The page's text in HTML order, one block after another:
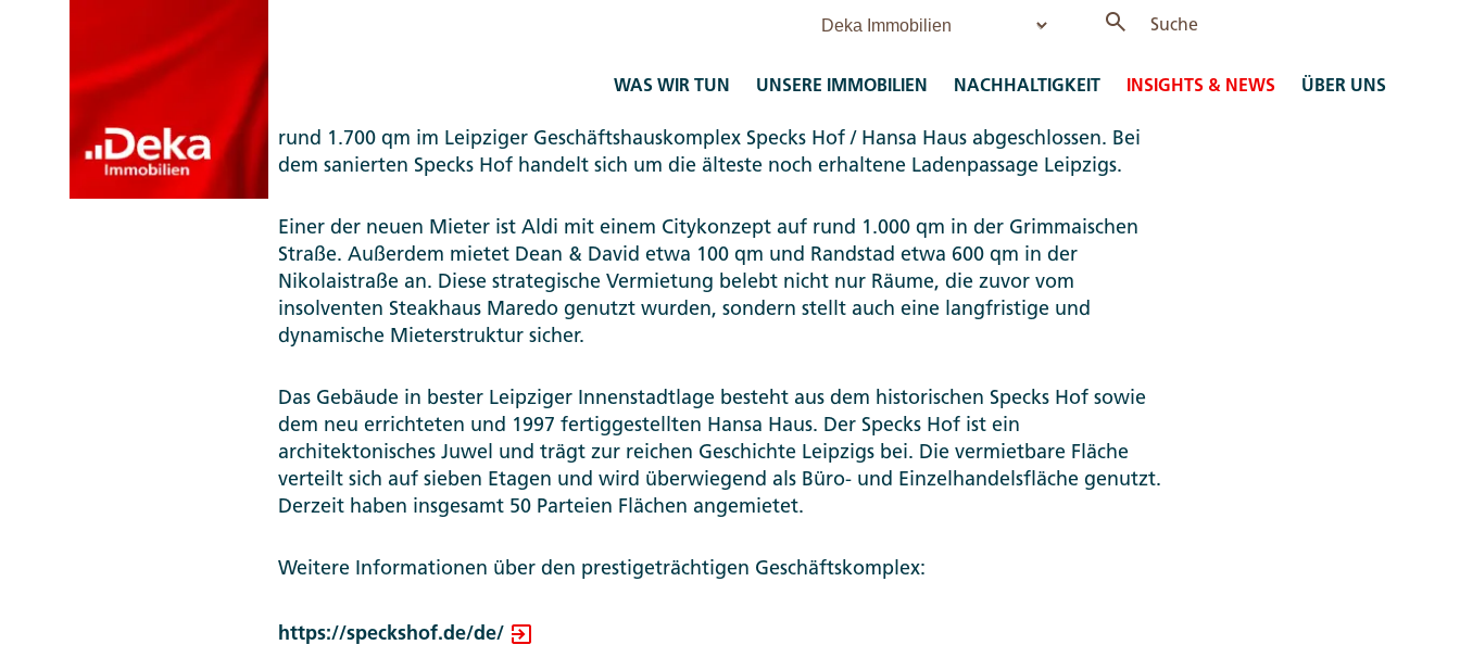
WAS WIR TUN UNSERE IMMOBILIEN NACHHALTIGKEIT INSIGHTS & NEWS ÜBER UNS
rund 1.700 qm im Leipziger Geschäftshauskomplex Specks Hof / Hansa Haus abgeschlossen. Bei
dem sanierten Specks Hof handelt sich um die älteste noch erhaltene Ladenpassage Leipzigs.
Einer der neuen Mieter ist Aldi mit einem Citykonzept auf rund 1.000 qm in der Grimmaischen
Straße. Außerdem mietet Dean & David etwa 100 qm und Randstad etwa 600 qm in der
Nikolaistraße an. Diese strategische Vermietung belebt nicht nur Räume, die zuvor vom
insolventen Steakhaus Maredo genutzt wurden, sondern stellt auch eine langfristige und
dynamische Mieterstruktur sicher.
Das Gebäude in bester Leipziger Innenstadtlage besteht aus dem historischen Specks Hof sowie
dem neu errichteten und 1997 fertiggestellten Hansa Haus. Der Specks Hof ist ein
architektonisches Juwel und trägt zur reichen Geschichte Leipzigs bei. Die vermietbare Fläche
verteilt sich auf sieben Etagen und wird überwiegend als Büro- und Einzelhandelsfläche genutzt.
Derzeit haben insgesamt 50 Parteien Flächen angemietet.
Weitere Informationen über den prestigeträchtigen Geschäftskomplex:
https://speckshof.de/de/